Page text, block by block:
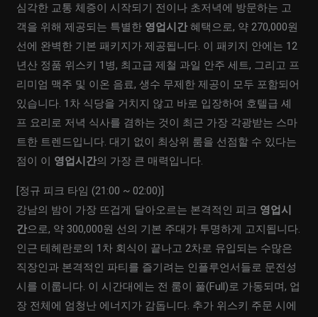
심각한 교통 체증이 시작되기 전이나 초저녁에 방문하는 고
객을 위해 제공되는 특별한 영업시간혜택으로, 약 270,000원
선에 완벽한 기본 패키지가 제공됩니다. 이 패키지 안에는 12
년산 정품 위스키 1병, 최고급 제철 과일 안주 세트, 그리고 프
리미엄 맥주 및 이온 음료, 생수 무제한 제공이 모두 포함되어
있습니다. 1차 식당을 거치지 않고 바로 입장하여 호텔급 셰
프 요리로 저녁 식사를 겸하는 것이 최근 가장 각광받는 스마
트한 트렌드입니다. 대기 없이 최상위 룸을 선점할 수 있다는
점이 이 영업시간의 가장 큰 매력입니다.
[정규 피크 타임 (21:00 ~ 02:00)]
강남의 밤이 가장 뜨겁게 달아오르는 본격적인 피크 영업시
간으로, 약 300,000원 선의 기본 주대가 투명하게 고지됩니다.
인근 테헤란로의 1차 회식이 끝나고 2차로 유입되는 수많은
직장인과 본격적인 파티를 즐기려는 인플루언서들로 문전성
시를 이룹니다. 이 시간대에는 전 룸이 풀(Full)로 가동되며, 업
장 전체에 엄청난 에너지가 감돕니다. 추가 위스키 주문 시에